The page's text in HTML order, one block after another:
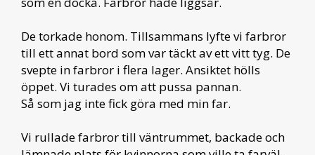
De torkade honom. Tillsammans lyfte vi farbror
till ett annat bord som var täckt av ett vitt tyg. De
svepte in farbror i flera lager. Ansiktet hölls
öppet. Vi turades om att pussa pannan.
Så som jag inte fick göra med min far.
Vi rullade farbror till väntrummet, backade och